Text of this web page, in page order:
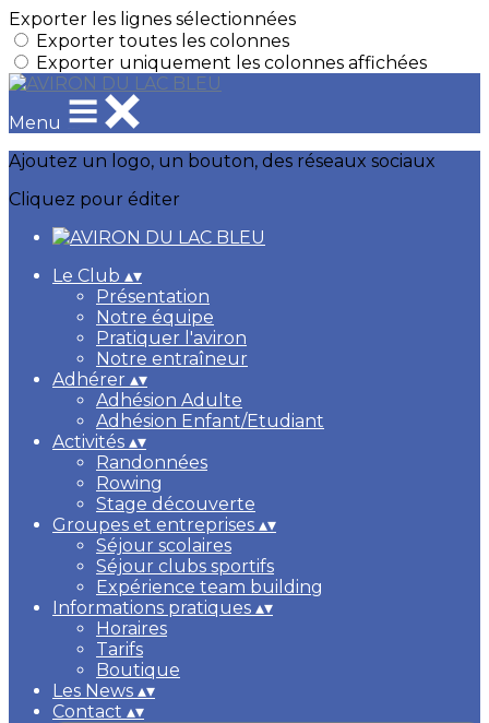
Exporter les lignes sélectionnées
Exporter toutes les colonnes
Exporter uniquement les colonnes affichées
Menu
Ajoutez un logo, un bouton, des réseaux sociaux
Cliquez pour éditer
Le Club ▴▾
Présentation
Notre équipe
Pratiquer l'aviron
Notre entraîneur
Adhérer ▴▾
Adhésion Adulte
Adhésion Enfant/Etudiant
Activités ▴▾
Randonnées
Rowing
Stage découverte
Groupes et entreprises ▴▾
Séjour scolaires
Séjour clubs sportifs
Expérience team building
Informations pratiques ▴▾
Horaires
Tarifs
Boutique
Les News ▴▾
Contact ▴▾